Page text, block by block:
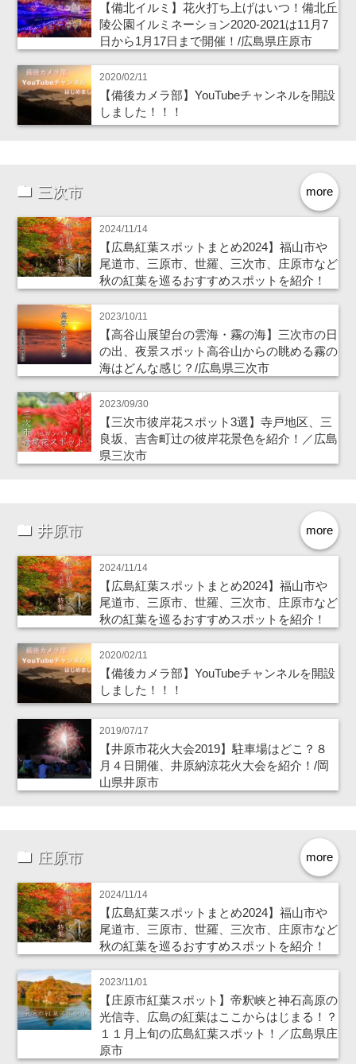
【備北イルミ】花火打ち上げはいつ！備北丘
陵公園イルミネーション2020-2021は11月7
日から1月17日まで開催！/広島県庄原市
2020/02/11
【備後カメラ部】YouTubeチャンネルを開設
しました！！！
more
三次市
2024/11/14
【広島紅葉スポットまとめ2024】福山市や
尾道市、三原市、世羅、三次市、庄原市など
秋の紅葉を巡るおすすめスポットを紹介！
2023/10/11
【高谷山展望台の雲海・霧の海】三次市の日
の出、夜景スポット高谷山からの眺める霧の
海はどんな感じ？/広島県三次市
2023/09/30
【三次市彼岸花スポット3選】寺戸地区、三
良坂、吉舎町辻の彼岸花景色を紹介！／広島
県三次市
more
井原市
2024/11/14
【広島紅葉スポットまとめ2024】福山市や
尾道市、三原市、世羅、三次市、庄原市など
秋の紅葉を巡るおすすめスポットを紹介！
2020/02/11
【備後カメラ部】YouTubeチャンネルを開設
しました！！！
2019/07/17
【井原市花火大会2019】駐車場はどこ？８
月４日開催、井原納涼花火大会を紹介！/岡
山県井原市
more
庄原市
2024/11/14
【広島紅葉スポットまとめ2024】福山市や
尾道市、三原市、世羅、三次市、庄原市など
秋の紅葉を巡るおすすめスポットを紹介！
2023/11/01
【庄原市紅葉スポット】帝釈峡と神石高原の
光信寺、広島の紅葉はここからはじまる！？
１１月上旬の広島紅葉スポット！／広島県庄
原市